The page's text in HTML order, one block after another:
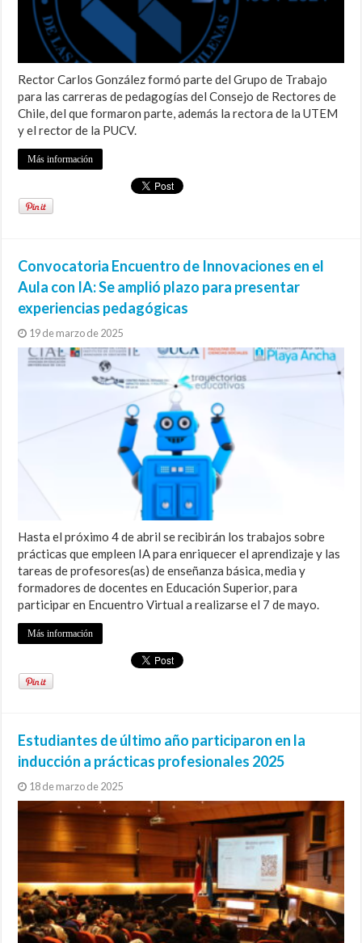
Rector Carlos González formó parte del Grupo de Trabajo
para las carreras de pedagogías del Consejo de Rectores de
Chile, del que formaron parte, además la rectora de la UTEM
y el rector de la PUCV.
Más información
Convocatoria Encuentro de Innovaciones en el
Aula con IA: Se amplió plazo para presentar
experiencias pedagógicas
19 de marzo de 2025
Hasta el próximo 4 de abril se recibirán los trabajos sobre
prácticas que empleen IA para enriquecer el aprendizaje y las
tareas de profesores(as) de enseñanza básica, media y
formadores de docentes en Educación Superior, para
participar en Encuentro Virtual a realizarse el 7 de mayo.
Más información
Estudiantes de último año participaron en la
inducción a prácticas profesionales 2025
18 de marzo de 2025